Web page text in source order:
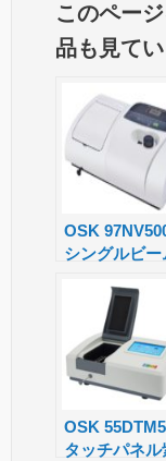
o
gl
e
Tr
a
n
sl
at
e
a
g
e
このペー
品も見てい
OSK
シングルビ
OSK
タッチパネル